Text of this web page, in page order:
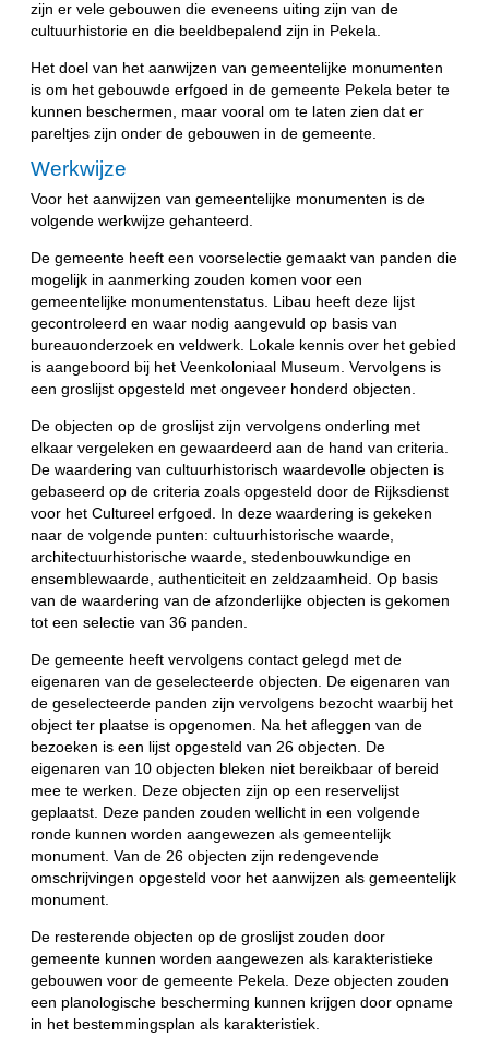
zijn er vele gebouwen die eveneens uiting zijn van de
cultuurhistorie en die beeldbepalend zijn in Pekela.
Het doel van het aanwijzen van gemeentelijke monumenten
is om het gebouwde erfgoed in de gemeente Pekela beter te
kunnen beschermen, maar vooral om te laten zien dat er
pareltjes zijn onder de gebouwen in de gemeente.
Werkwijze
Voor het aanwijzen van gemeentelijke monumenten is de
volgende werkwijze gehanteerd.
De gemeente heeft een voorselectie gemaakt van panden die
mogelijk in aanmerking zouden komen voor een
gemeentelijke monumentenstatus. Libau heeft deze lijst
gecontroleerd en waar nodig aangevuld op basis van
bureauonderzoek en veldwerk. Lokale kennis over het gebied
is aangeboord bij het Veenkoloniaal Museum. Vervolgens is
een groslijst opgesteld met ongeveer honderd objecten.
De objecten op de groslijst zijn vervolgens onderling met
elkaar vergeleken en gewaardeerd aan de hand van criteria.
De waardering van cultuurhistorisch waardevolle objecten is
gebaseerd op de criteria zoals opgesteld door de Rijksdienst
voor het Cultureel erfgoed. In deze waardering is gekeken
naar de volgende punten: cultuurhistorische waarde,
architectuurhistorische waarde, stedenbouwkundige en
ensemblewaarde, authenticiteit en zeldzaamheid. Op basis
van de waardering van de afzonderlijke objecten is gekomen
tot een selectie van 36 panden.
De gemeente heeft vervolgens contact gelegd met de
eigenaren van de geselecteerde objecten. De eigenaren van
de geselecteerde panden zijn vervolgens bezocht waarbij het
object ter plaatse is opgenomen. Na het afleggen van de
bezoeken is een lijst opgesteld van 26 objecten. De
eigenaren van 10 objecten bleken niet bereikbaar of bereid
mee te werken. Deze objecten zijn op een reservelijst
geplaatst. Deze panden zouden wellicht in een volgende
ronde kunnen worden aangewezen als gemeentelijk
monument. Van de 26 objecten zijn redengevende
omschrijvingen opgesteld voor het aanwijzen als gemeentelijk
monument.
De resterende objecten op de groslijst zouden door
gemeente kunnen worden aangewezen als karakteristieke
gebouwen voor de gemeente Pekela. Deze objecten zouden
een planologische bescherming kunnen krijgen door opname
in het bestemmingsplan als karakteristiek.